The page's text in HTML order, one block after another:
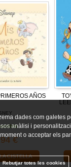
AÑOS
€
CISTELLA
dades com galetes
anàlisi i
o acceptar els
Rebutjar totes les cookies